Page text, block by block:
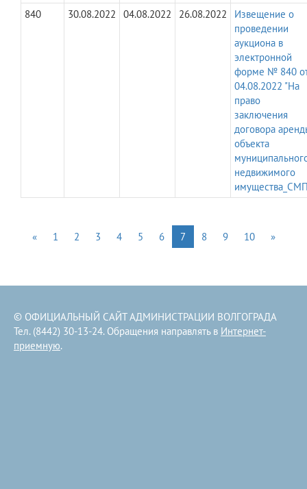
840
30.08.2022 04.08.2022 26.08.2022
Извещение о
проведении
аукциона в
электронной
форме № 840
04.08.2022 "На
право
заключения
договора
объекта
недвижимого
« 1 2 3 4 5 6 7 8 9 10 »
© ОФИЦИАЛЬНЫЙ САЙТ АДМИНИСТРАЦИИ ВОЛГОГРАДА
Тел. (8442) 30-13-24. Обращения направлять в Интернет-
приемную.